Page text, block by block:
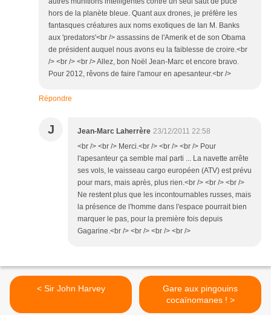
hors de la planète bleue. Quant aux drones, je préfère les
fantasques créatures aux noms exotiques de Ian M. Banks
aux 'predators'<br /> assassins de l'Amerik et de son Obama
de président auquel nous avons eu la faiblesse de croire.<br
/> <br /> <br /> Allez, bon Noël Jean-Marc et encore bravo.
Pour 2012, rêvons de faire l'amour en apesanteur.<br />
Répondre
J Jean-Marc Laherrère 23/12/2011 22:58
<br /> <br /> Merci.<br /> <br /> <br /> Pour
l'apesanteur ça semble mal parti ... La navette arrête
ses vols, le vaisseau cargo européen (ATV) est prévu
pour mars, mais après, plus rien.<br /> <br /> <br />
Ne restent plus que les incontournables russes, mais
la présence de l'homme dans l'espace pourrait bien
marquer le pas, pour la première fois depuis
Gagarine.<br /> <br /> <br /> <br />
< Sir John Harvey
Gare aux pingouins
cocaïnomanes ! >